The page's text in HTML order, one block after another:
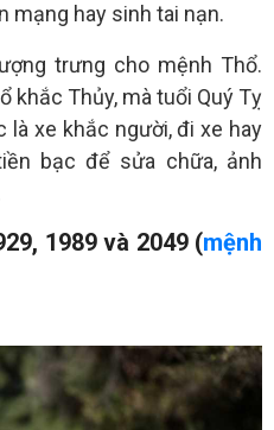
mạng hay sinh tai nạn.
trưng cho mệnh Thổ.
khắc Thủy, mà tuổi Quý Tỵ
xe khắc người, đi xe hay
bạc để sửa chữa, ảnh
1989 và 2049 (mệnh